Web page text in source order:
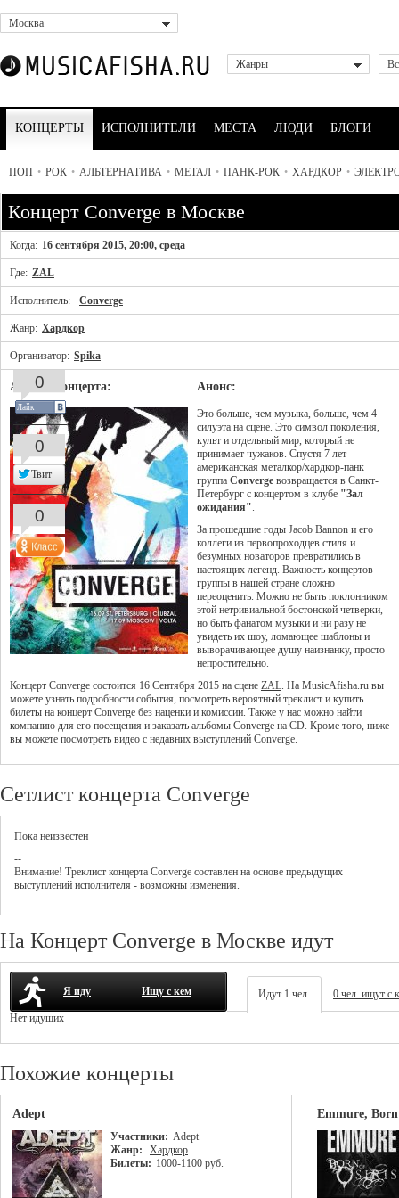
Москва
Жанры
КОНЦЕРТЫ ИСПОЛНИТЕЛИ МЕСТА ЛЮДИ БЛОГИ
ПОП • РОК • АЛЬТЕРНАТИВА • МЕТАЛ • ПАНК-РОК • ХАРДКОР •
Концерт Converge в Москве
Когда: 16 сентября 2015, 20:00, среда
Где: ZAL
Исполнитель: Converge
Жанр: Хардкор
Организатор: Spika
Афиша концерта: Анонс:
Это больше, чем музыка, больше, чем 4
силуэта на сцене. Это символ поколения,
культ и отдельный мир, который не
принимает чужаков. Спустя 7 лет
американская металкор/хардкор-панк
группа Converge возвращается в Санкт-
Петербург с концертом в клубе "Зал
ожидания".
За прошедшие годы Jacob Bannon и его
коллеги из первопроходцев стиля и
безумных новаторов превратились в
настоящих легенд. Важность концертов
группы в нашей стране сложно
переоценить. Можно не быть поклонником
этой нетривиальной бостонской четверки,
но быть фанатом музыки и ни разу не
увидеть их шоу, ломающее шаблоны и
выворачивающее душу наизнанку, просто
непростительно.
Концерт Converge состоится 16 Сентября 2015 на сцене ZAL. На MusicAfisha.ru вы
можете узнать подробности события, посмотреть вероятный треклист и купить
билеты на концерт Converge без наценки и комиссии. Также у нас можно найти
компанию для его посещения и заказать альбомы Converge на CD. Кроме того, ниже
вы можете посмотреть видео с недавних выступлений Converge.
Сетлист концерта Converge
Пока неизвестен
--
Внимание! Треклист концерта Converge составлен на основе предыдущих
выступлений исполнителя - возможны изменения.
На Концерт Converge в Москве идут
Я иду Ищу с кем Идут 1 чел.
0 чел. ищут с
Нет идущих
Похожие концерты
Adept
Участники: Adept
Жанр:
Хардкор
Билеты: 1000-1100 руб.
Emmure,
0
Лайк
0
Твит
0